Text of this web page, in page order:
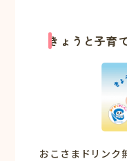
きょうと子育
おこさまドリンク